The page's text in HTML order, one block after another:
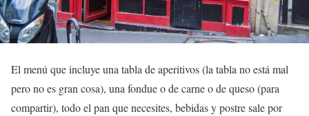
El menú que incluye una tabla de aperitivos (la tabla no está mal
pero no es gran cosa), una fondue o de carne o de queso (para
compartir), todo el pan que necesites, bebidas y postre sale por